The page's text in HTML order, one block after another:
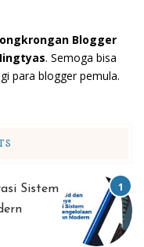
Blogger
. Semoga bisa
para blogger pemula.
Sistem